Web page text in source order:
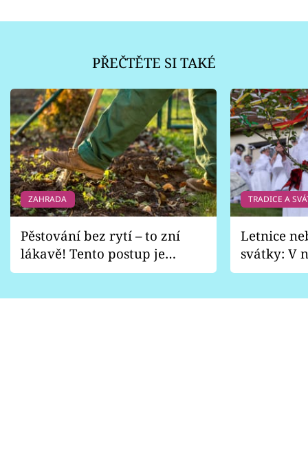
PŘEČTĚTE SI TAKÉ
ZAHRADA
Pěstování bez rytí – to zní
lákavě! Tento postup je
vhodný jen pro některé
TRADICE A
Letnice
svátky: V
pondělí